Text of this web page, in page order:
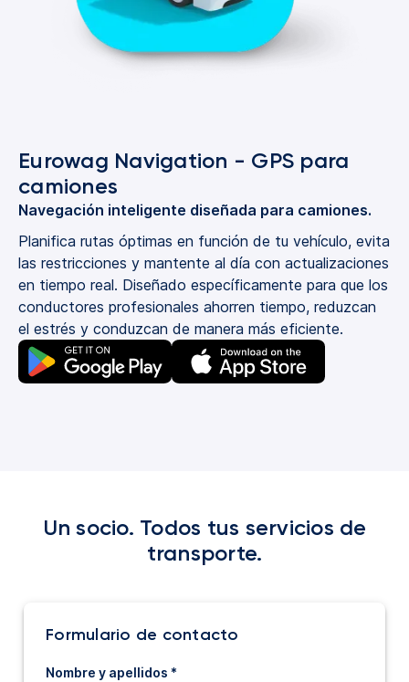
Eurowag Navigation - GPS para
camiones
Navegación inteligente diseñada para camiones.
Planifica rutas óptimas en función de tu vehículo, evita
las restricciones y mantente al día con actualizaciones
en tiempo real. Diseñado específicamente para que los
conductores profesionales ahorren tiempo, reduzcan
el estrés y conduzcan de manera más eficiente.
Un socio. Todos tus servicios de
transporte.
Formulario de contacto
Nombre y apellidos *